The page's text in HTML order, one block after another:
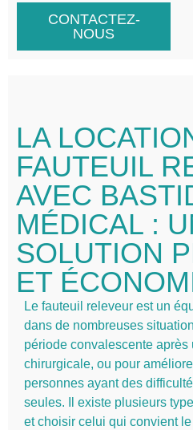
CONTACTEZ-
NOUS
LA
FAUTEUIL
AVEC
MÉDICAL :
SOLUTION
ET
Le fauteuil releveur est un
dans de nombreuses
période convalescente après
chirurgicale, ou pour
personnes ayant des
seules. Il existe plusieurs
et choisir celui qui convient